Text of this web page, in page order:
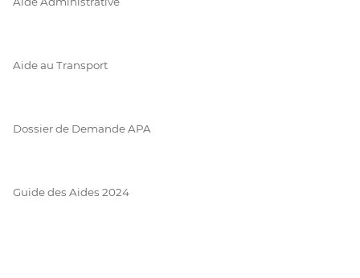
Aide au Transport
Dossier de Demande APA
Guide des Aides 2024